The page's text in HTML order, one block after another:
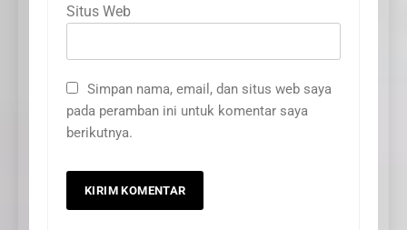
Situs Web
Simpan nama, email, dan situs web saya
pada peramban ini untuk komentar saya
berikutnya.